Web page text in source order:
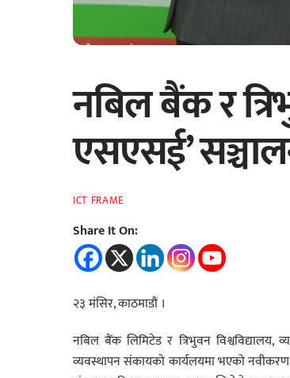
नबिल बैंक र
एसएसई’
ICT FRAME
Share It On:
२३ मंसिर, काठमाडौं ।
नबिल बैंक लिमिटेड र त्रिभुवन
व्यवस्थापन संकायको कार्यलयमा भएको